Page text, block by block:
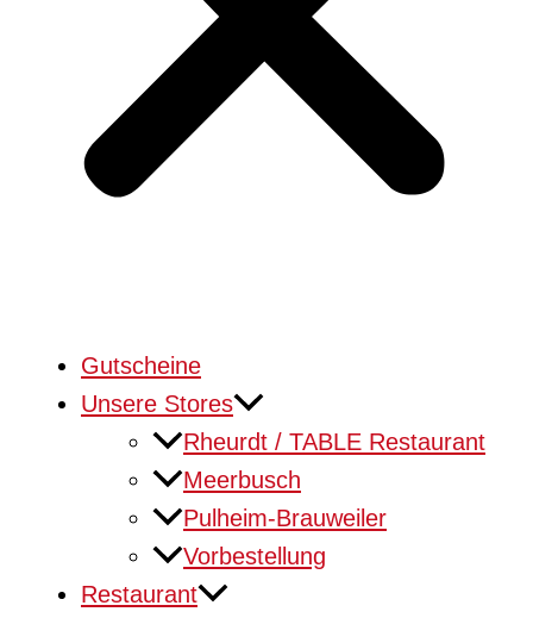
Gutscheine
Unsere Stores
Rheurdt / TABLE Restaurant
Meerbusch
Pulheim-Brauweiler
Vorbestellung
Restaurant